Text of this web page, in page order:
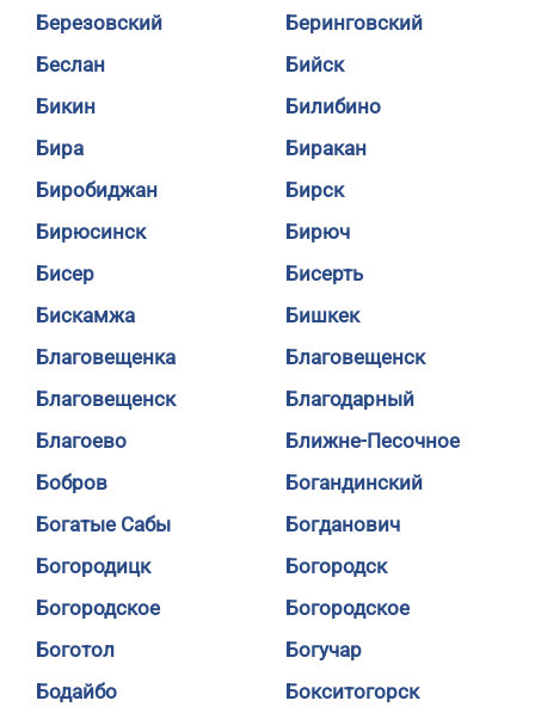
Березовский
Беринговский
Беслан
Бийск
Бикин
Билибино
Бира
Биракан
Биробиджан
Бирск
Бирюсинск
Бирюч
Бисер
Бисерть
Бискамжа
Бишкек
Благовещенка
Благовещенск
Благовещенск
Благодарный
Благоево
Ближне-Песочное
Бобров
Богандинский
Богатые Сабы
Богданович
Богородицк
Богородск
Богородское
Богородское
Боготол
Богучар
Бодайбо
Бокситогорск